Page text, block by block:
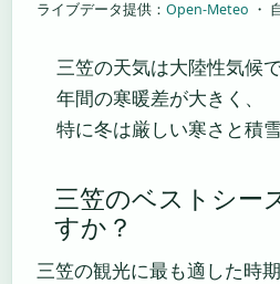
ライブデータ提供： Open-Meteo ・
三笠の天気は大陸性気候で
年間の寒暖差が大きく、
特に冬は厳しい寒さと積
三笠のベストシー
すか？
三笠の観光に最も適した時